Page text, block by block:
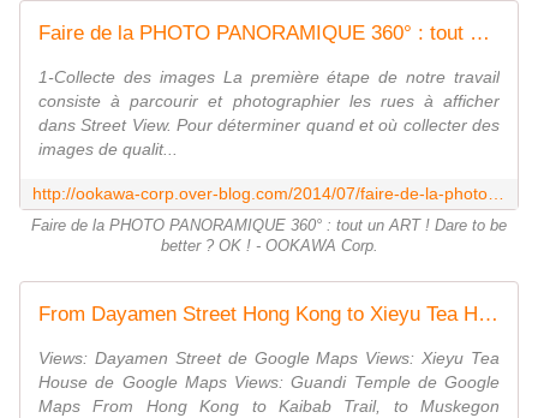
Faire de la PHOTO PANORAMIQUE 360° : tout un ART ! Dare to be better ? OK ! - OOKAWA Corp.
1-Collecte des images La première étape de notre travail
consiste à parcourir et photographier les rues à afficher
dans Street View. Pour déterminer quand et où collecter des
images de qualit...
Faire de la PHOTO PANORAMIQUE 360° : tout un ART ! Dare to be
better ? OK ! - OOKAWA Corp.
From Dayamen Street Hong Kong to Xieyu Tea House to Guandi Temple with Goggle 360 Street view - OOKAWA Corp.
Views: Dayamen Street de Google Maps Views: Xieyu Tea
House de Google Maps Views: Guandi Temple de Google
Maps From Hong Kong to Kaibab Trail, to Muskegon